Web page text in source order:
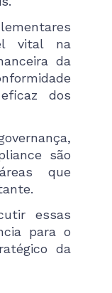
vital na
da
dos
são
que
essas
para o
da